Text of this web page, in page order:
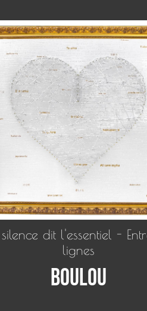
dit l'essentiel -
lignes
Boulou